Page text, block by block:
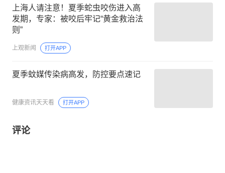
上海人请注意！夏季蛇虫咬伤进入高
发期，专家：被咬后牢记“黄金救治法
则”
上观新闻 打开APP
夏季蚊媒传染病高发，防控要点速记
健康资讯天天看 打开APP
评论